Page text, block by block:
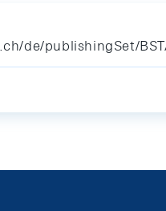
de/publishingSet/